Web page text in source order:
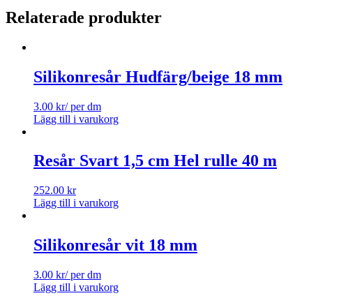
Relaterade produkter
Silikonresår Hudfärg/beige 18 mm
3.00 kr/ per dm
Lägg till i varukorg
Resår Svart 1,5 cm Hel rulle 40 m
252.00 kr
Lägg till i varukorg
Silikonresår vit 18 mm
3.00 kr/ per dm
Lägg till i varukorg